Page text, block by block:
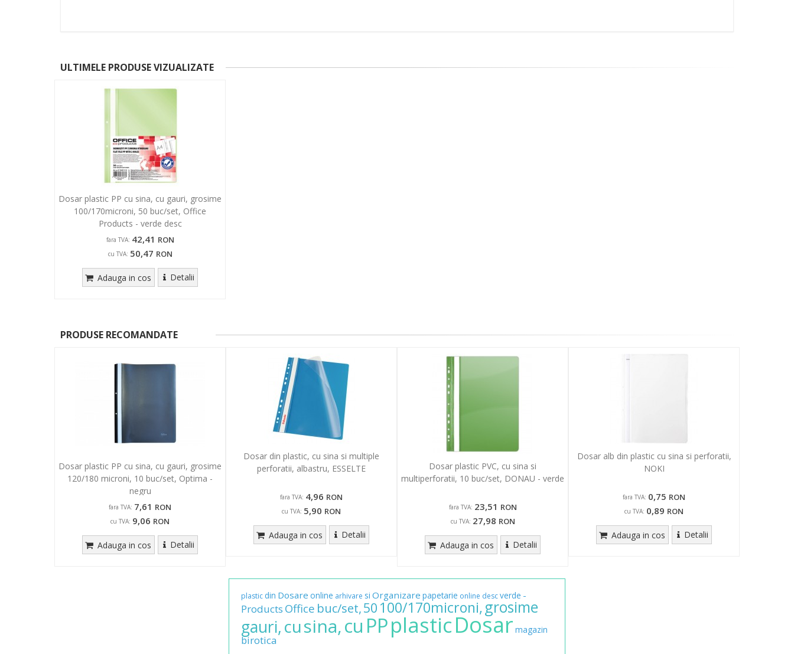
ULTIMELE PRODUSE VIZUALIZATE
Dosar plastic PP cu sina, cu gauri, grosime
100/170microni, 50 buc/set, Office
Products - verde desc
fara TVA: 42,41 RON
cu TVA: 50,47 RON
Adauga in cos Detalii
PRODUSE RECOMANDATE
Dosar plastic PP cu sina, cu gauri, grosime
120/180 microni, 10 buc/set, Optima -
negru
fara TVA: 7,61 RON
cu TVA: 9,06 RON
Adauga in cos Detalii
Dosar din plastic, cu sina si multiple
perforatii, albastru, ESSELTE
fara TVA: 4,96 RON
cu TVA: 5,90 RON
Adauga in cos Detalii
Dosar plastic PVC, cu sina si
multiperforatii, 10 buc/set, DONAU - verde
fara TVA: 23,51 RON
cu TVA: 27,98 RON
Adauga in cos Detalii
Dosar alb din plastic cu sina si perforatii,
NOKI
fara TVA: 0,75 RON
cu TVA: 0,89 RON
Adauga in cos Detalii
plastic din Dosare online arhivare si Organizare papetarie online descverde -
Products Office buc/set,50 100/170microni,grosime
gauri,cusina,cu PPplasticDosar magazin
birotica